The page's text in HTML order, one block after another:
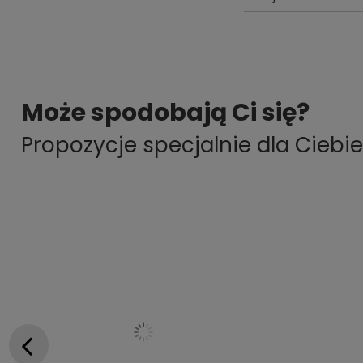
Może spodobają Ci się?
Propozycje specjalnie dla Ciebie